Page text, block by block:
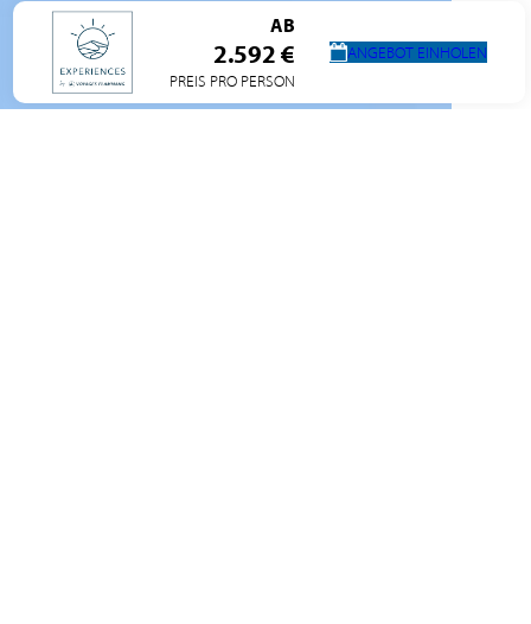
AB
2.592 €
PREIS PRO PERSON
ANGEBOT EINHOLEN